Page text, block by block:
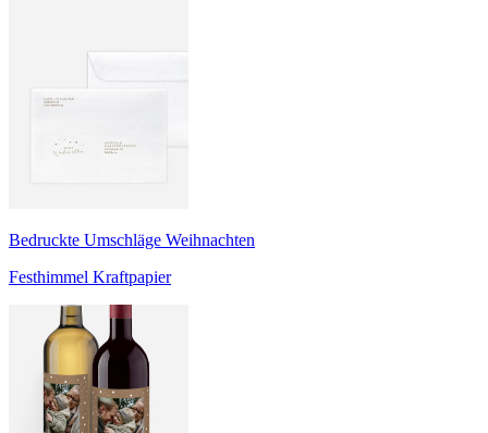
Bedruckte Umschläge Weihnachten
Festhimmel Kraftpapier